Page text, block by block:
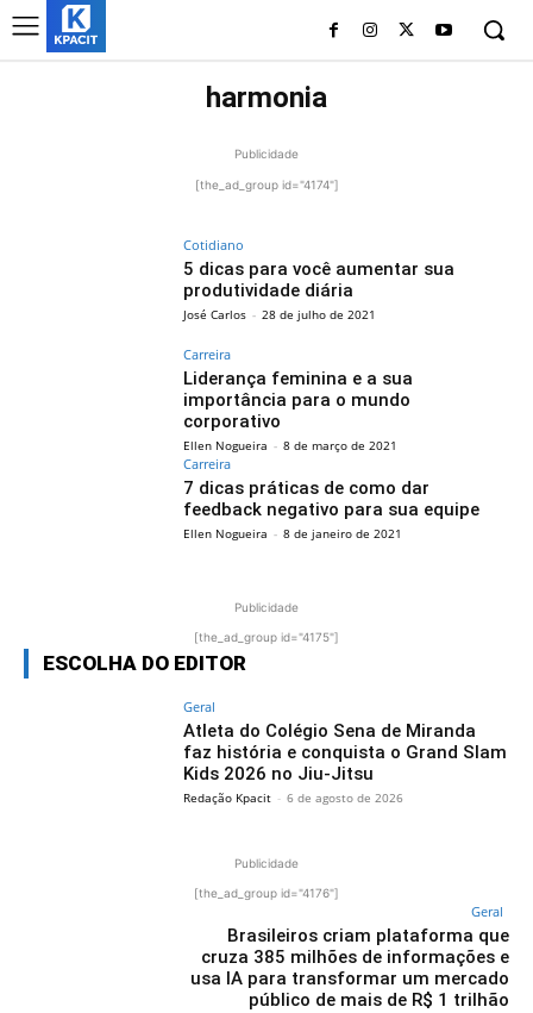
harmonia
Publicidade
[the_ad_group id="4174"]
Cotidiano
5 dicas para você aumentar sua
produtividade diária
José Carlos - 28 de julho de 2021
Carreira
Liderança feminina e a sua
importância para o mundo
corporativo
Ellen Nogueira - 8 de março de 2021
Carreira
7 dicas práticas de como dar
feedback negativo para sua equipe
Ellen Nogueira - 8 de janeiro de 2021
Publicidade
[the_ad_group id="4175"]
ESCOLHA DO EDITOR
Geral
Atleta do Colégio Sena de Miranda
faz história e conquista o Grand Slam
Kids 2026 no Jiu-Jitsu
Redação Kpacit - 6 de agosto de 2026
Publicidade
[the_ad_group id="4176"]
Geral
Brasileiros criam plataforma que
cruza 385 milhões de informações e
usa IA para transformar um mercado
público de mais de R$ 1 trilhão